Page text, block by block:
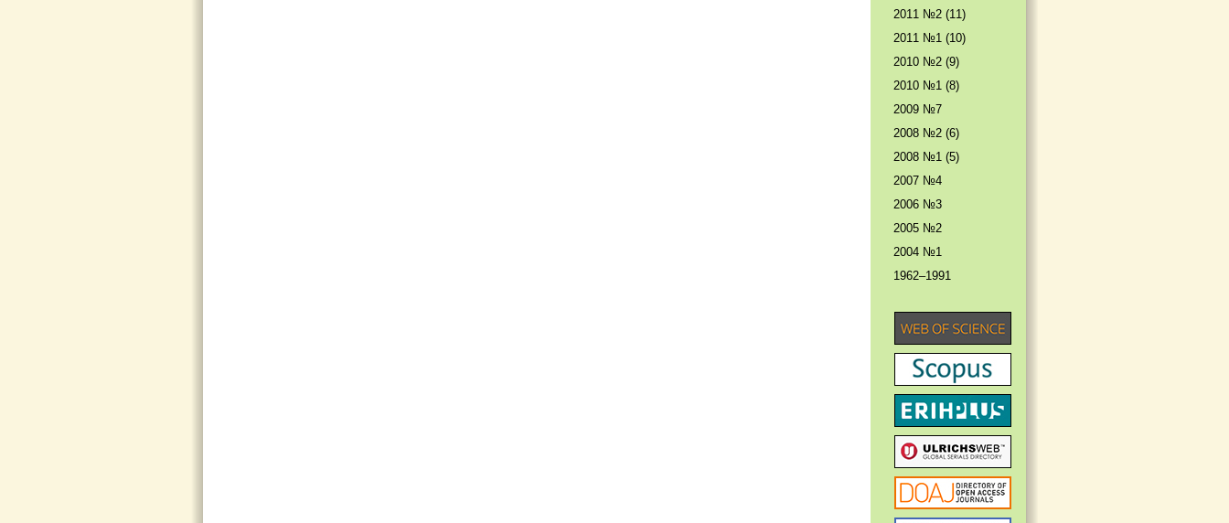
2011 №2 (11)
2011 №1 (10)
2010 №2 (9)
2010 №1 (8)
2009 №7
2008 №2 (6)
2008 №1 (5)
2007 №4
2006 №3
2005 №2
2004 №1
1962–1991